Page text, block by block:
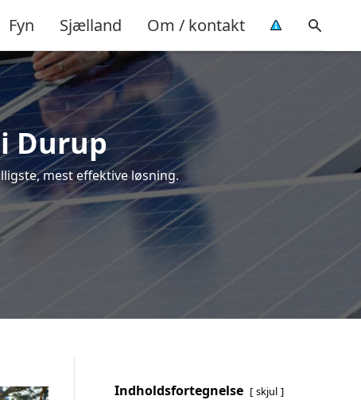
Fyn Sjælland Om / kontakt
Durup
mest effektive løsning.
Indholdsfortegnelse skjul